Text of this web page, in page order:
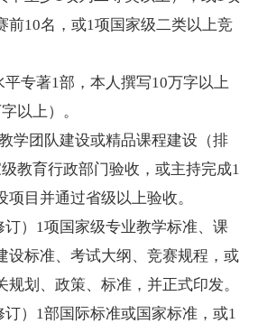
前10名，或1项国家级二类以上竞
平专著1部，本人撰写10万字以上
以上）。
学团队建设或精品课程建设（排
教育行政部门验收，或主持完成1
目并通过省级以上验收。
） 1项国家级专业教学标准、课
设标准、考试大纲、竞赛规程，或
规划、政策、标准，并正式印发。
） 1部国际标准或国家标准，或1